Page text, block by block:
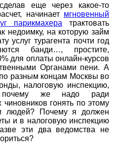
еще через какое-то
начинает мгновенный
парикмахера трактовать
недоимку, на которую займ
услуг турагента почти год
банди…, простите,
для оплаты онлайн-курсов
Органами пени. А
разным концам Москвы во
налоговую инспекцию,
почему же надо ради
чиновников гонять по этому
людей? Почему я должен
и в налоговую инспекцию
эти два ведомства не